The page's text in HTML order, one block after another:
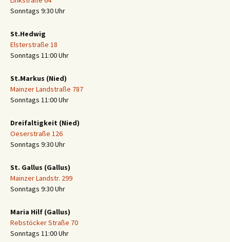
Sonntags 9:30 Uhr
St.Hedwig
Elsterstraße 18
Sonntags 11:00 Uhr
St.Markus (Nied)
Mainzer Landstraße 787
Sonntags 11:00 Uhr
Dreifaltigkeit (Nied)
Oeserstraße 126
Sonntags 9:30 Uhr
St. Gallus (Gallus)
Mainzer Landstr. 299
Sonntags 9:30 Uhr
Maria Hilf (Gallus)
Rebstöcker Straße 70
Sonntags 11:00 Uhr